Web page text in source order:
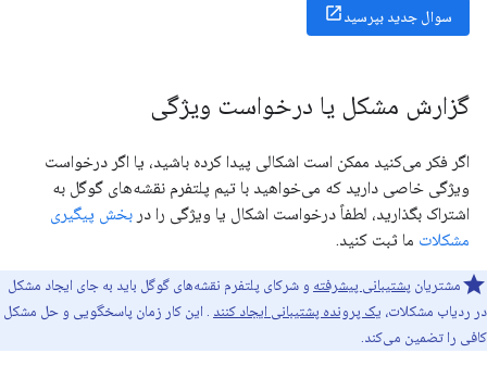
سوال جدید بپرسید
گزارش مشکل یا درخواست ویژگی
اگر فکر می‌کنید ممکن است اشکالی پیدا کرده باشید، یا اگر درخواست
ویژگی خاصی دارید که می‌خواهید با تیم پلتفرم نقشه‌های گوگل به
اشتراک بگذارید، لطفاً درخواست اشکال یا ویژگی را در بخش پیگیری
مشکلات ما ثبت کنید.
مشتریان پشتیبانی پیشرفته و شرکای پلتفرم نقشه‌های گوگل باید به جای ایجاد مشکل
در ردیاب مشکلات، یک پرونده پشتیبانی ایجاد کنند . این کار زمان پاسخگویی و حل مشکل
کافی را تضمین می‌کند.